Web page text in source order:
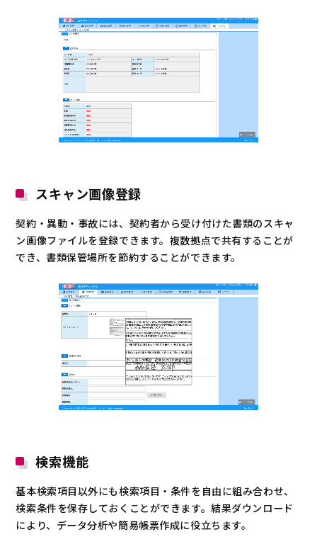
スキャン画像登録
契約・異動・事故には、契約者から受け付けた書類のスキャ
ン画像ファイルを登録できます。複数拠点で共有することが
でき、書類保管場所を節約することができます。
検索機能
基本検索項目以外にも検索項目・条件を自由に組み合わせ、
検索条件を保存しておくことができます。結果ダウンロード
により、データ分析や簡易帳票作成に役立ちます。